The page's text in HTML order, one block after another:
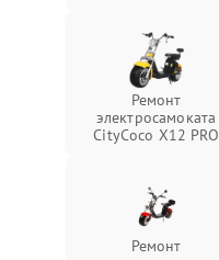
Ремонт
электросамоката
CityCoco X12 PRO
Ремонт